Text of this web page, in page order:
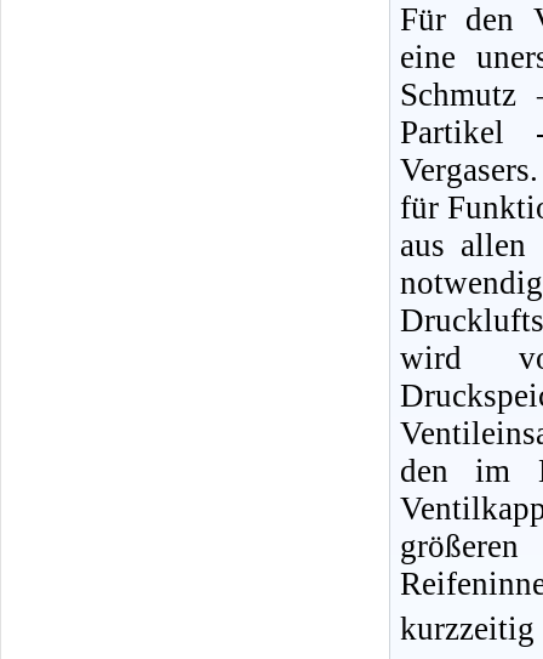
Für den
eine
Partikel
für
aus allen
wird
den im
kurzzeitig